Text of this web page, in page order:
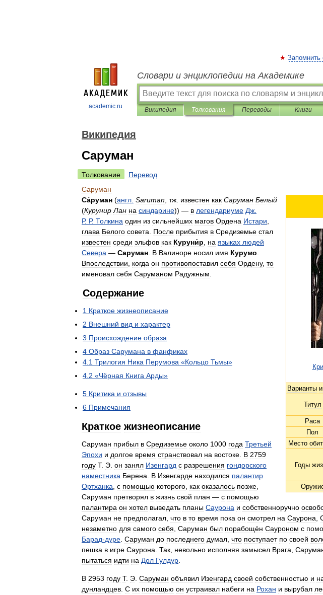
academic.ru
Запомнить
Словари и энциклопедии на Академике
Википедия Толкования Переводы Книги
Википедия
Саруман
Толкование
Перевод
Саруман
Варианты
Титул
Раса
Пол
Место
Годы
Са́руман (англ Saruman тж известен как Саруман Белый
(Курунир Лан на синдарине)) — в легендариуме Дж
Р. Р. Толкина один из сильнейших магов Ордена Истари
глава Белого совета После прибытия в Средиземье стал
известен среди эльфов как Куруни́р на языках людей
Севера — Саруман В Валиноре носил имя Курумо
Впоследствии
когда он противопоставил себя Ордену, то
именовал себя Саруманом Радужным
Содержание
1 Краткое жизнеописание
2 Внешний вид и характер
3 Происхождение образа
4 Образ Сарумана в фанфиках
4 1 Трилогия Ника Перумова «Кольцо Тьмы»
4 2 «Чёрная Книга Арды»
5 Критика и отзывы
6 Примечания
Краткое жизнеописание
Саруман прибыл в Средиземье около 1000 года Третьей
Эпохи и долгое время странствовал на востоке В 2759
году Т. Э он занял Изенгард с разрешения гондорского
наместника Берена В Изенгарде находился палантир
Ортханка с помощью которого как оказалось позже
Саруман претворял в жизнь свой план — с помощью
палантира он хотел выведать планы Саурона и собственноручно
Саруман не предполагал что в то время пока он смотрел на Саурона
незаметно для самого себя Саруман был порабощён Сауроном с
Барад-дуре Саруман до последнего думал что поступает по своей
пешка в игре Саурона Так невольно исполняя замысел Врага
пытаться идти на Дол Гулдур
В 2953 году Т. Э Саруман объявил Изенгард своей собственностью и
дунландцев С их помощью он устраивал набеги на Рохан и вырубал